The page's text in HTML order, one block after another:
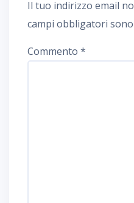
Il tuo indirizzo email
campi obbligatori
Commento *